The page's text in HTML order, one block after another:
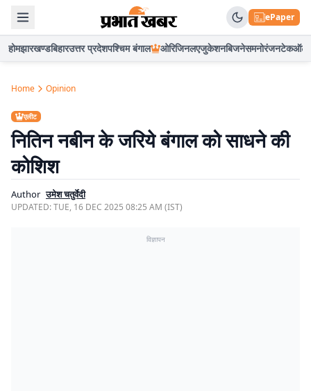
ePaper
होमझारखण्डबिहारउत्तर प्रदेशपश्चिम बंगाल ओरिजिनलएजुकेशनबिजनेसमनोरंजनटेकऑटो
Home Opinion
एलीट
नितिन नबीन के जरिये बंगाल को साधने की
कोशिश
Author उमेश चतुर्वेदी
UPDATED:TUE, 16 DEC 2025 08:25 AM (IST)
विज्ञापन